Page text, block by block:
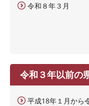
令和８年３月
令和３年以前の
平成18年１月から